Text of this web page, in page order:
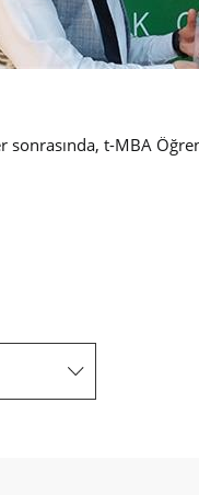
sonrasında, t-MBA